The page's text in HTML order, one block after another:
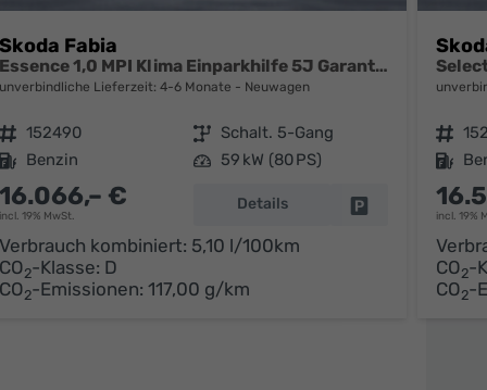
Skoda Fabia
Essence 1,0 MPI Klima Einparkhilfe 5J Garantie LED Scheinwerfer Bluetooth
unverbindliche Lieferzeit: 4-6 Monate Neuwagen
Fahrzeugnr. 152490 Getriebe Schalt. 5-Gang
Kraftstoff Benzin Leistung 59 kW (80 PS)
16.066,– €
incl. 19% MwSt.
Details Fahrzeug parken
Verbrauch kombiniert: 5,10 l/100km
CO2-Klasse: D
CO2-Emissionen: 117,00 g/km
Fahrzeugnr.
Kraftstoff
incl. 19%
CO2-
CO2-